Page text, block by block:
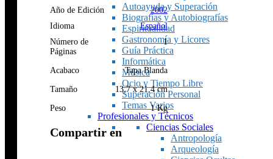
Autoayuda y Superación
Biografías y Autobiografías
Espiritualidad
Gastronomía y Licores
Guía Práctica
Informática
Música
Ocio y Tiempo Libre
Superación Personal
Temas Varios
Profesionales y Técnicos
Ciencias Sociales
Antropología
Arqueología
Año de Edición
2002
Idioma
Español
Número de
Páginas
1
Acabaco Tapa Blanda
Tamaño 13,7 x 21,4 cm
Peso 1 Kg
Compartir en